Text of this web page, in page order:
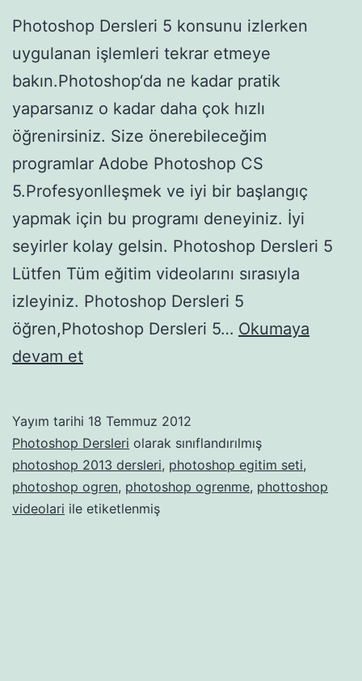
Photoshop Dersleri 5 konsunu izlerken
uygulanan işlemleri tekrar etmeye
bakın.Photoshop‘da ne kadar pratik
yaparsanız o kadar daha çok hızlı
öğrenirsiniz. Size önerebileceğim
programlar Adobe Photoshop CS
5.Profesyonlleşmek ve iyi bir başlangıç
yapmak için bu programı deneyiniz. İyi
seyirler kolay gelsin. Photoshop Dersleri 5
Lütfen Tüm eğitim videolarını sırasıyla
izleyiniz. Photoshop Dersleri 5
öğren,Photoshop Dersleri 5… Okumaya
devam etPhotoshop
Yayım tarihi 18 Temmuz 2012
Photoshop Dersleri olarak sınıflandırılmış
photoshop 2013 dersleri, photoshop egitim seti,
photoshop ogren, photoshop ogrenme, phottoshop
videolari ile etiketlenmiş